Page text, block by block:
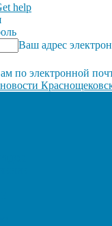
help
Ваш адрес
по электронной